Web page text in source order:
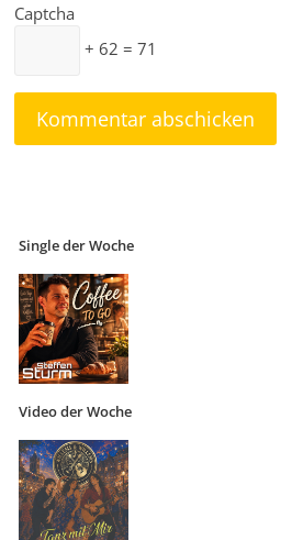
Captcha
+ 62 = 71
Single der Woche
Video der Woche